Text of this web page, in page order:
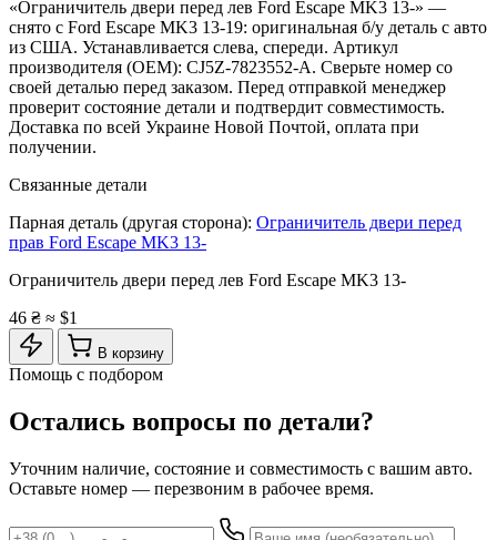
«Ограничитель двери перед лев Ford Escape MK3 13-» —
снято с Ford Escape MK3 13-19: оригинальная б/у деталь с авто
из США. Устанавливается слева, спереди. Артикул
производителя (OEM): CJ5Z-7823552-A. Сверьте номер со
своей деталью перед заказом. Перед отправкой менеджер
проверит состояние детали и подтвердит совместимость.
Доставка по всей Украине Новой Почтой, оплата при
получении.
Связанные детали
Парная деталь (другая сторона): Ограничитель двери перед
прав Ford Escape MK3 13-
Ограничитель двери перед лев Ford Escape MK3 13-
46 ₴ ≈ $1
В корзину
Помощь с подбором
Остались вопросы по детали?
Уточним наличие, состояние и совместимость с вашим авто.
Оставьте номер — перезвоним в рабочее время.